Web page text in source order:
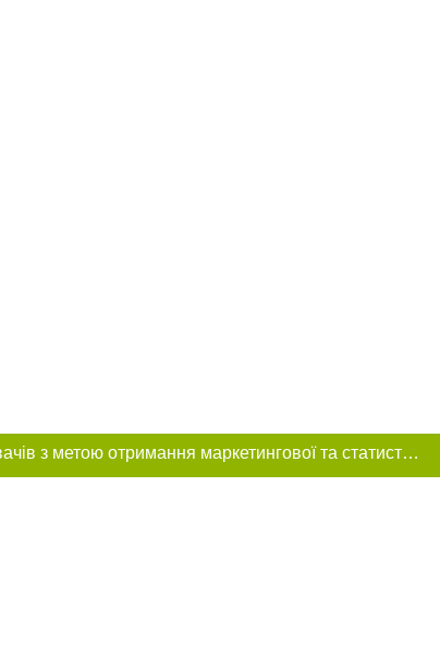
Цей сайт використовує «cookies». Також веб-сайт використовує інтернет-сервіс для збору технічних даних стосовно відвідувачів з метою отримання маркетингової та статистичної інформації. Умови обробки даних відвідувачів сайту див.